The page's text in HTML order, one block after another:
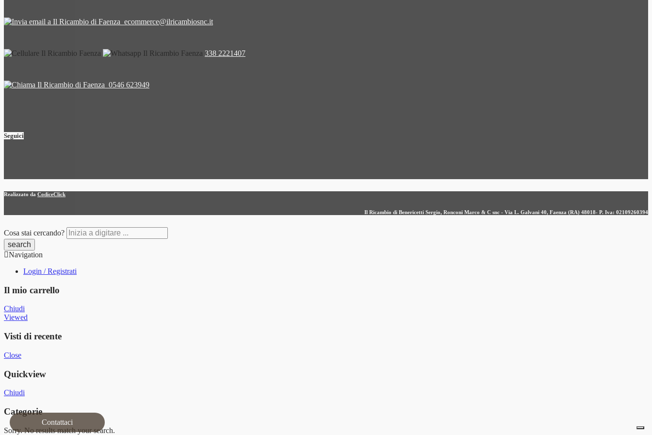
ecommerce@ilricambiosnc.it
338 2221407
0546 623949
Seguici
Realizzato da CodiceClick
Il Ricambio di Benericetti Sergio, Ronconi Marco & C snc - Via L. Galvani 40, Faenza (RA) 48018- P. Iva: 02109260394
Cosa stai cercando?
Navigation
Login / Registrati
Il mio carrello
Chiudi
Viewed
Visti di recente
Close
Quickview
Chiudi
Categorie
Sorry. No results match your search.
Contattaci